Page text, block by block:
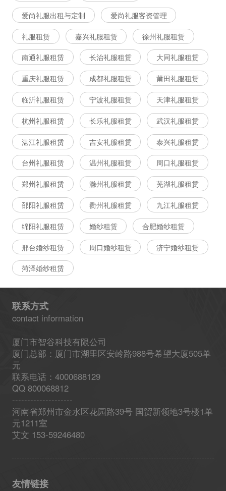
爱尚礼服出租与定制 爱尚礼服客资管理
礼服租赁 嘉兴礼服租赁 徐州礼服租赁
南通礼服租赁 长治礼服租赁 大同礼服租赁
重庆礼服租赁 成都礼服租赁 莆田礼服租赁
临沂礼服租赁 宁波礼服租赁 天津礼服租赁
杭州礼服租赁 长乐礼服租赁 武汉礼服租赁
湛江礼服租赁 吉安礼服租赁 泰兴礼服租赁
台州礼服租赁 温州礼服租赁 周口礼服租赁
郑州礼服租赁 滁州礼服租赁 芜湖礼服租赁
邵阳礼服租赁 衢州礼服租赁 九江礼服租赁
绵阳礼服租赁 婚纱租赁 合肥婚纱租赁
邢台婚纱租赁 周口婚纱租赁 济宁婚纱租赁
菏泽婚纱租赁
联系方式
contact information
厦门市智谷科技有限公司
厦门总部：厦门市湖里区安岭路988号希望大厦505单
元
联系电话：4000688129
QQ 800068812
--------------------
河南省郑州市金水区花园路39号 国贸新领地3号楼1单
元1211室
艾文 153-59246480
友情链接